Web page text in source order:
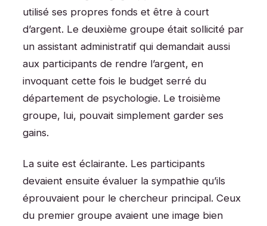
utilisé ses propres fonds et être à court
d’argent. Le deuxième groupe était sollicité par
un assistant administratif qui demandait aussi
aux participants de rendre l’argent, en
invoquant cette fois le budget serré du
département de psychologie. Le troisième
groupe, lui, pouvait simplement garder ses
gains.
La suite est éclairante. Les participants
devaient ensuite évaluer la sympathie qu’ils
éprouvaient pour le chercheur principal. Ceux
du premier groupe avaient une image bien